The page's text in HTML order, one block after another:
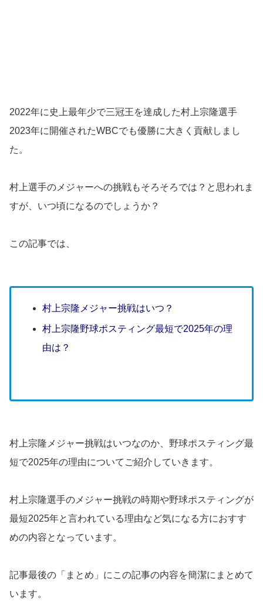
2022年に史上最年少で三冠王を達成した村上宗隆選手
2023年に開催されたWBCでも優勝に大きく貢献しまし
た。
村上選手のメジャーへの挑戦もそろそろでは？と思われま
すが、いつ頃になるのでしょうか？
この記事では、
村上宗隆メジャー挑戦はいつ？
村上宗隆野球ポスティング最短で2025年の理
由は？
村上宗隆メジャー挑戦はいつなのか、野球ポスティング最
短で2025年の理由についてご紹介していきます。
村上宗隆選手のメジャー挑戦の時期や野球ポスティングが
最短2025年と言われている理由など気になる方におすす
めの内容となっています。
記事最後の「まとめ」にこの記事の内容を簡潔にまとめて
います。